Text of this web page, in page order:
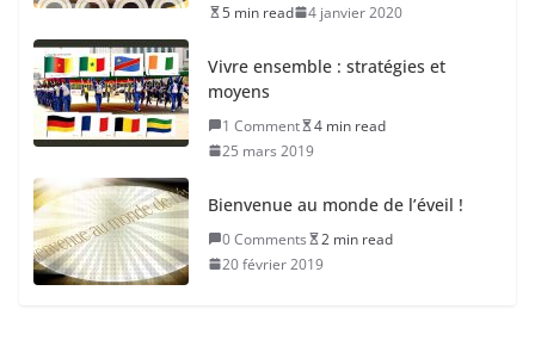
5 min read 4 janvier 2020
Vivre ensemble : stratégies et
moyens
1 Comment
4 min read
25 mars 2019
Bienvenue au monde de l’éveil !
0 Comments
2 min read
20 février 2019